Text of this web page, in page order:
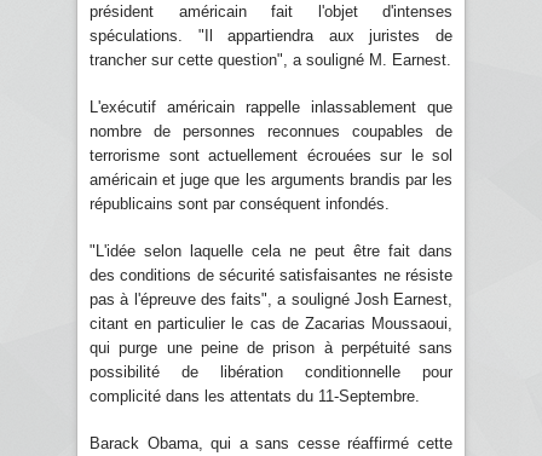
président américain fait l'objet d'intenses
spéculations. "Il appartiendra aux juristes de
trancher sur cette question", a souligné M. Earnest.
L'exécutif américain rappelle inlassablement que
nombre de personnes reconnues coupables de
terrorisme sont actuellement écrouées sur le sol
américain et juge que les arguments brandis par les
républicains sont par conséquent infondés.
"L'idée selon laquelle cela ne peut être fait dans
des conditions de sécurité satisfaisantes ne résiste
pas à l'épreuve des faits", a souligné Josh Earnest,
citant en particulier le cas de Zacarias Moussaoui,
qui purge une peine de prison à perpétuité sans
possibilité de libération conditionnelle pour
complicité dans les attentats du 11-Septembre.
Barack Obama, qui a sans cesse réaffirmé cette